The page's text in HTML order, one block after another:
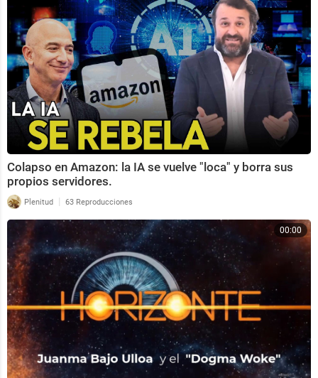
Colapso en Amazon: la IA se vuelve "loca" y borra sus
propios servidores.
Plenitud | 63 Reproducciones
00:00